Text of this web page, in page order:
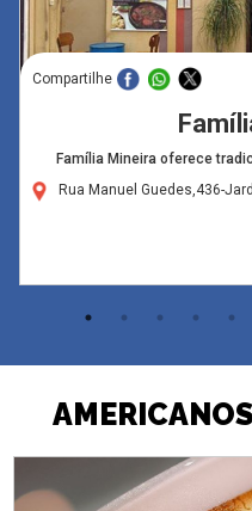
Compartilhe
Família Mineira oferece
Rua Manuel Guedes,436-